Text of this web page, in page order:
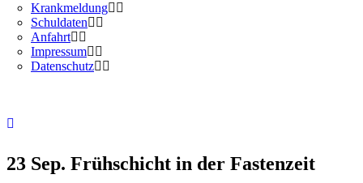
Krankmeldung
Schuldaten
Anfahrt
Impressum
Datenschutz
23 Sep. Frühschicht in der Fastenzeit